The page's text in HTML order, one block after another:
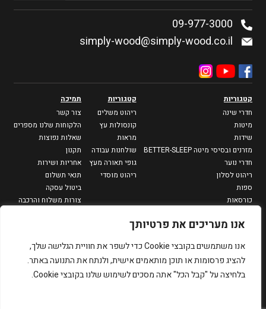
אנו מעריכים את פרטיותך
אנו משתמשים בקובצי Cookie כדי לשפר את חוויית הגלישה שלך,
להציג פרסומות או תוכן מותאמים אישית, ולנתח את התנועה באתר.
בלחיצה על "קבל הכל" אתה מסכים לשימוש שלנו בקובצי Cookie.
09-977-3000
simply-wood@simply-wood.co.il
קטגוריות
חדרי שינה
מיטות
שידות
מזרנים ובסיסי מיטה BETTER-SLEEP
חדרי נוער
ריהוט לסלון
ספות
כורסאות
שולחנות סלון
פינות אוכל
שולחנות אוכל
כיסאות
קטגוריות
ריהוט משלים
קונסולות עץ
מראות
שולחנות עבודה
גופי תאורה מעץ
ריהוט מוסדי
תמיכה
צור קשר
הלקוחות שלנו מספרים
שאלות נפוצות
תקנון
אחריות ושירות
תנאי תשלום
ביטול עסקה
צורות משלוח והרכבה